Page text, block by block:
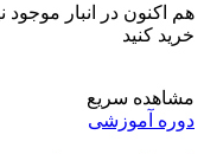
هم اکنون در انبار
خرید کنید
مشاهده سریع
دوره آموزشی